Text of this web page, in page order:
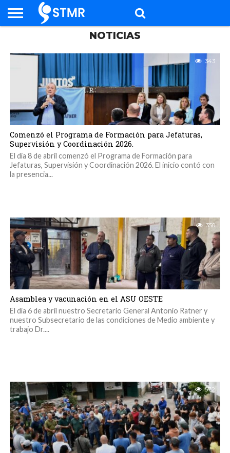
NOTICIAS
343
Comenzó el Programa de Formación para Jefaturas,
Supervisión y Coordinación 2026.
El día 8 de abril comenzó el Programa de Formación para
Jefaturas, Supervisión y Coordinación 2026. El inicio contó con
la presencia...
350
Asamblea y vacunación en el ASU OESTE
El día 6 de abril nuestro Secretario General Antonio Ratner y
nuestro Subsecretario de las condiciones de Medio ambiente y
trabajo Dr....
572